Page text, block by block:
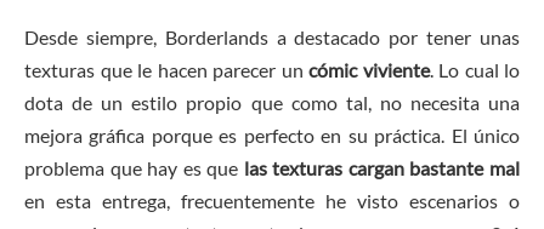
Desde siempre, Borderlands a destacado por tener unas
texturas que le hacen parecer un cómic viviente. Lo cual lo
dota de un estilo propio que como tal, no necesita una
mejora gráfica porque es perfecto en su práctica. El único
problema que hay es que las texturas cargan bastante mal
en esta entrega, frecuentemente he visto escenarios o